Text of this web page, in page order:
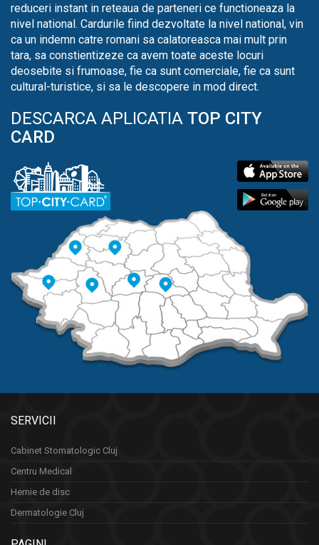
reduceri instant in reteaua de parteneri ce functioneaza la
nivel national. Cardurile fiind dezvoltate la nivel national, vin
ca un indemn catre romani sa calatoreasca mai mult prin
tara, sa constientizeze ca avem toate aceste locuri
deosebite si frumoase, fie ca sunt comerciale, fie ca sunt
cultural-turistice, si sa le descopere in mod direct.
DESCARCA APLICATIA TOP CITY
CARD
SERVICII
Cabinet Stomatologic Cluj
Centru Medical
Hernie de disc
Dermatologie Cluj